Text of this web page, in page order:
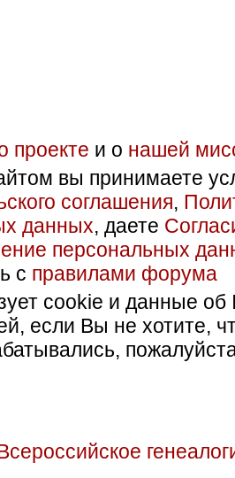
проекте и о нашей
вы принимаете
соглашения,
данных, даете
персональных
с правилами форума
cookie и данные об
если Вы не хотите,